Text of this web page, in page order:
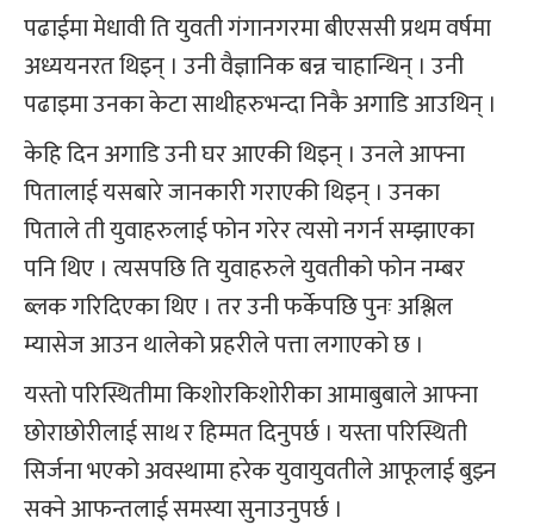
पढाईमा मेधावी ति युवती गंगानगरमा बीएससी प्रथम वर्षमा
अध्ययनरत थिइन् । उनी वैज्ञानिक बन्न चाहान्थिन् । उनी
पढाइमा उनका केटा साथीहरुभन्दा निकै अगाडि आउथिन् ।
केहि दिन अगाडि उनी घर आएकी थिइन् । उनले आफ्ना
पितालाई यसबारे जानकारी गराएकी थिइन् । उनका
पिताले ती युवाहरुलाई फोन गरेर त्यसो नगर्न सम्झाएका
पनि थिए । त्यसपछि ति युवाहरुले युवतीको फोन नम्बर
ब्लक गरिदिएका थिए । तर उनी फर्केपछि पुनः अश्लिल
म्यासेज आउन थालेको प्रहरीले पत्ता लगाएको छ ।
यस्तो परिस्थितीमा किशोरकिशोरीका आमाबुबाले आफ्ना
छोराछोरीलाई साथ र हिम्मत दिनुपर्छ । यस्ता परिस्थिती
सिर्जना भएको अवस्थामा हरेक युवायुवतीले आफूलाई बुझ्न
सक्ने आफन्तलाई समस्या सुनाउनुपर्छ ।